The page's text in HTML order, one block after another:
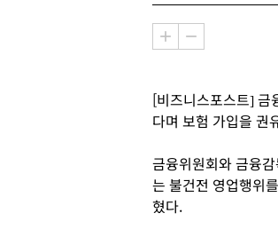
[비즈니스포스트] 금
다며 보험 가입을 권
금융위원회와 금융
는 불건전 영업행위
혔다.